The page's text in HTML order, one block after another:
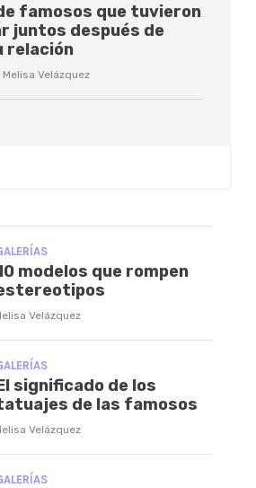
famosos que tuvieron
juntos después de
relación
Melisa Velázquez
modelos que rompen
Velázquez
significado de los
de las famosos
Velázquez